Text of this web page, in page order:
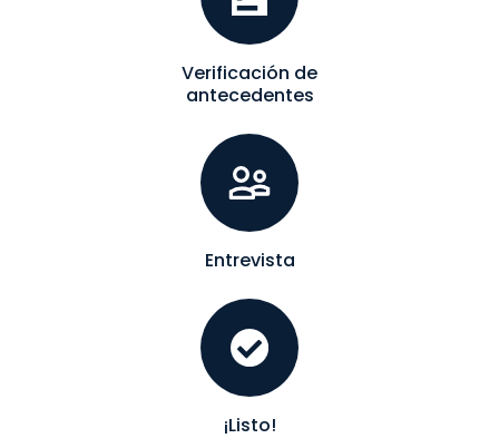
Verificación de
antecedentes
Entrevista
¡Listo!